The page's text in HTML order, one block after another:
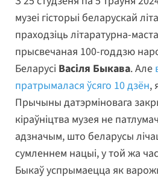
музеі гісторыі беларускай
праходзіць літаратурна-
прысвечаная 100-годдзю
Беларусі Васіля Быкава. Але
пратрымалася ўсяго 10 дзён,
Прычыны датэрміновага
кіраўніцтва музея не
адзначым, што беларусы
сумленнем нацыі, у той жа
Быкаў успрымаецца як